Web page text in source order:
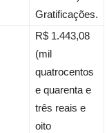
Gratificações.
R$ 1.443,08
(mil
quatrocentos
e quarenta e
três reais e
oito